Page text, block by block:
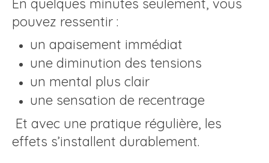
En quelques minutes seulement, vous
pouvez ressentir :
un apaisement immédiat
une diminution des tensions
un mental plus clair
une sensation de recentrage
Et avec une pratique régulière, les
effets s’installent durablement.